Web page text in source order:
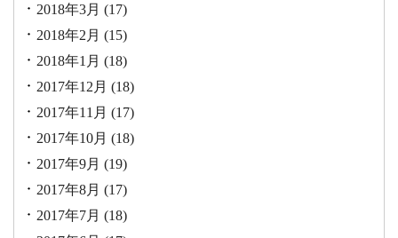
2018年3月 (17)
2018年2月 (15)
2018年1月 (18)
2017年12月 (18)
2017年11月 (17)
2017年10月 (18)
2017年9月 (19)
2017年8月 (17)
2017年7月 (18)